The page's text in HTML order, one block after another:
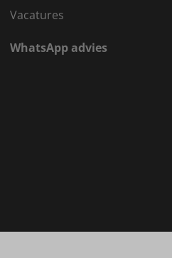
Vacatures
WhatsApp advies